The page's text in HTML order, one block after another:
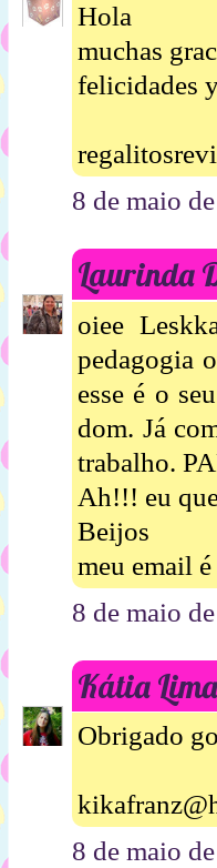
Hola
muchas
felicidades
8 de maio
Laurinda
oiee
pedagogia
esse é o
dom. Já
trabalho.
Ah!!! eu
Beijos
meu email
8 de maio
Kátia Lima
Obrigado
8 de maio